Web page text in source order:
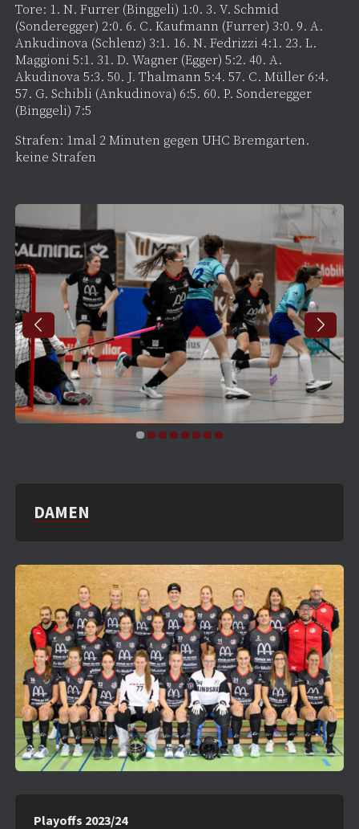
Tore: 1. N. Furrer (Binggeli) 1:0. 3. V. Schmid
(Sonderegger) 2:0. 6. C. Kaufmann (Furrer) 3:0. 9. A.
Ankudinova (Schlenz) 3:1. 16. N. Fedrizzi 4:1. 23. L.
Maggioni 5:1. 31. D. Wagner (Egger) 5:2. 40. A.
Akudinova 5:3. 50. J. Thalmann 5:4. 57. C. Müller 6:4.
57. G. Schibli (Ankudinova) 6:5. 60. P. Sonderegger
(Binggeli) 7:5
Strafen: 1mal 2 Minuten gegen UHC Bremgarten.
keine Strafen
DAMEN
Playoffs 2023/24